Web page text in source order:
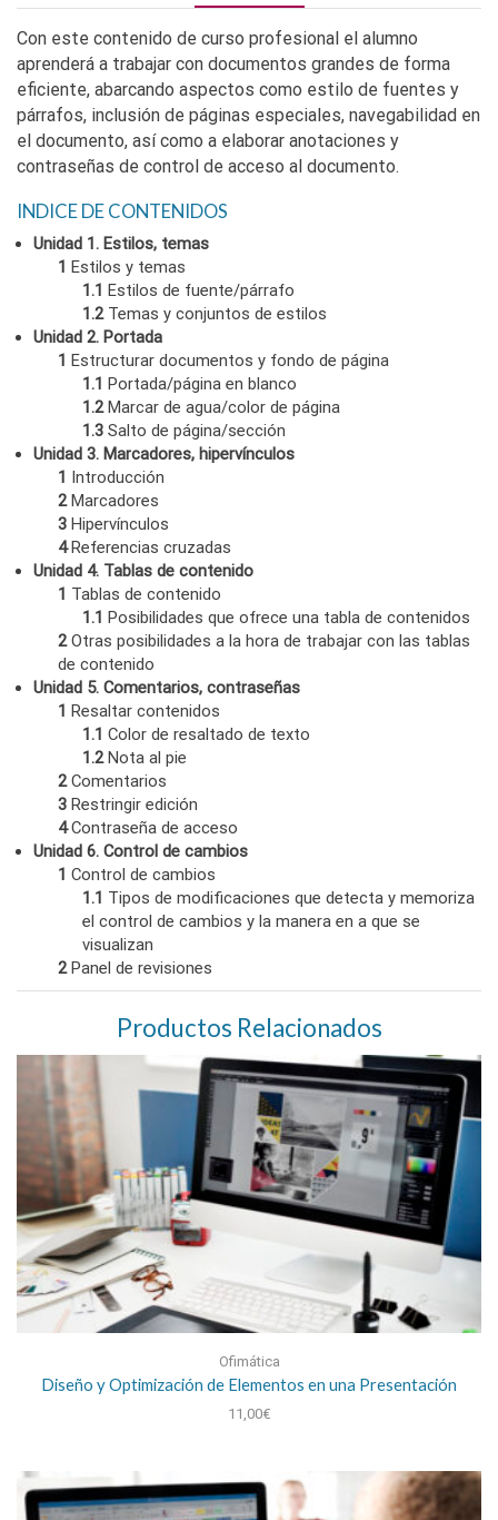
Con este contenido de curso profesional el alumno
aprenderá a trabajar con documentos grandes de forma
eficiente, abarcando aspectos como estilo de fuentes y
párrafos, inclusión de páginas especiales, navegabilidad en
el documento, así como a elaborar anotaciones y
contraseñas de control de acceso al documento.
INDICE DE CONTENIDOS
Unidad 1. Estilos, temas
1 Estilos y temas
1.1 Estilos de fuente/párrafo
1.2Temas y conjuntos de estilos
Unidad 2. Portada
1 Estructurar documentos y fondo de página
1.1 Portada/página en blanco
1.2Marcar de agua/color de página
1.3 Salto de página/sección
Unidad 3. Marcadores, hipervínculos
1 Introducción
2Marcadores
3 Hipervínculos
4Referencias cruzadas
Unidad 4. Tablas de contenido
1 Tablas de contenido
1.1 Posibilidades que ofrece una tabla de contenidos
2Otras posibilidades a la hora de trabajar con las tablas
de contenido
Unidad 5. Comentarios, contraseñas
1 Resaltar contenidos
1.1 Color de resaltado de texto
1.2Nota al pie
2Comentarios
3 Restringir edición
4Contraseña de acceso
Unidad 6. Control de cambios
1 Control de cambios
1.1 Tipos de modificaciones que detecta y memoriza
el control de cambios y la manera en a que se
visualizan
2Panel de revisiones
Productos Relacionados
Ofimática
Diseño y Optimización de Elementos en una Presentación
11,00€